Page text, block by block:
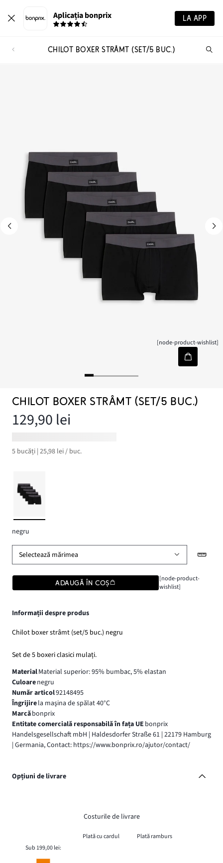
Aplicația bonprix LA APP
CHILOT BOXER STRÂMT (SET/5 BUC.)
[node-product-wishlist]
CHILOT BOXER STRÂMT (SET/5 BUC.)
129,90 lei
5 bucăți | 25,98 lei / buc.
negru
Selectează mărimea
ADAUGĂ ÎN COȘ
[node-product-
wishlist]
Informații despre produs
Chilot boxer strâmt (set/5 buc.) negru
Set de 5 boxeri clasici mulați.
MaterialMaterial superior: 95% bumbac, 5% elastan
Culoarenegru
Număr articol92148495
Îngrijirela maşina de spălat 40°C
Marcăbonprix
Entitate comercială responsabilă în fața UE bonprix
Handelsgesellschaft mbH | Haldesdorfer Straße 61 | 22179 Hamburg
| Germania, Contact: https://www.bonprix.ro/ajutor/contact/
Opțiuni de livrare
Costurile de livrare
Plată cu cardul
Plată ramburs
Sub 199,00 lei: